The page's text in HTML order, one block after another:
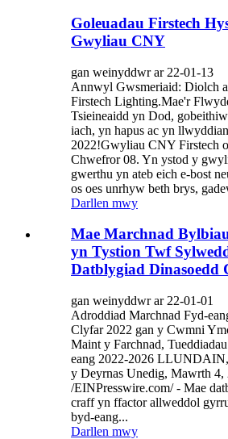
Goleuadau Firstech
Gwyliau CNY
gan weinyddwr ar 22-01-13
Annwyl Gwsmeriaid: Diolch
Firstech Lighting.Mae'r
Tsieineaidd yn Dod,
iach, yn hapus ac yn
2022!Gwyliau CNY Firstech
Chwefror 08. Yn ystod y
gwerthu yn ateb eich e-bost
os oes unrhyw beth brys,
Darllen mwy
Mae Marchnad
yn Tystion Twf
Datblygiad Dinasoedd
gan weinyddwr ar 22-01-01
Adroddiad Marchnad Fyd-
Clyfar 2022 gan y Cwmni
Maint y Farchnad,
eang 2022-2026
y Deyrnas Unedig, Mawrth 4,
/EINPresswire.com/ - Mae
craff yn ffactor allweddol
byd-eang...
Darllen mwy